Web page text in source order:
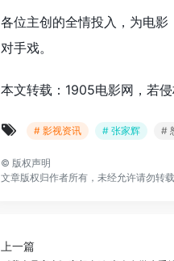
各位主创的全情投入，为电
对手戏。
本文转载：1905电影网，若
# 影视资讯 # 张家辉 #
© 版权声明
文章版权归作者所有，未经允许请勿转载
上一篇